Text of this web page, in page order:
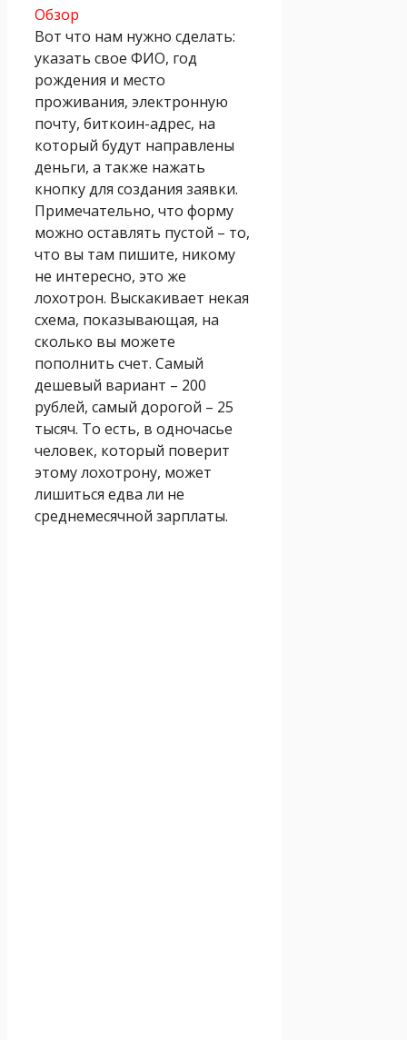
Обзор
Вот что нам нужно сделать:
указать свое ФИО, год
рождения и место
проживания, электронную
почту, биткоин-адрес, на
который будут направлены
деньги, а также нажать
кнопку для создания заявки.
Примечательно, что форму
можно оставлять пустой – то,
что вы там пишите, никому
не интересно, это же
лохотрон. Выскакивает некая
схема, показывающая, на
сколько вы можете
пополнить счет. Самый
дешевый вариант – 200
рублей, самый дорогой – 25
тысяч. То есть, в одночасье
человек, который поверит
этому лохотрону, может
лишиться едва ли не
среднемесячной зарплаты.